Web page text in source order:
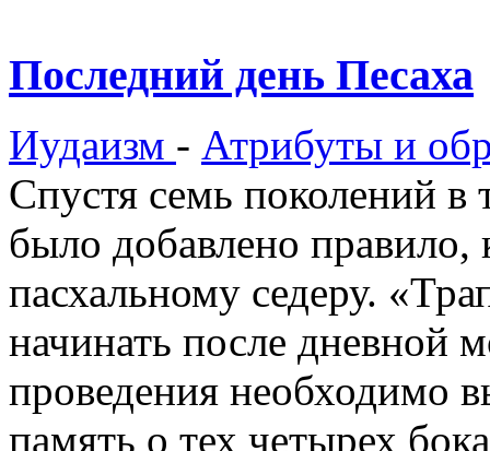
Последний день Песаха
Иудаизм - Атрибуты и
Спустя семь поколений
было добавлено правило,
пасхальному седеру.
начинать после дневной
проведения необходимо
память о тех четырех